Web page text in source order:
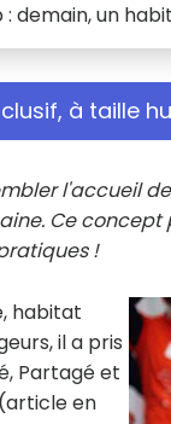
: demain, un
à taille
l'accueil
Ce
!
habitat
il a pris
Partagé et
en